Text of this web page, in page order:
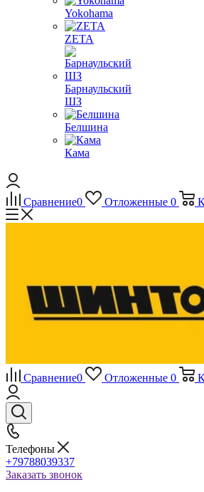
Yokohama
ZETA
Барнаульский
ШЗ
Белшина
Кама
Сравнение0 Отложенные 0
Сравнение0 Отложенные 0
Телефоны
+79788039337
Заказать звонок